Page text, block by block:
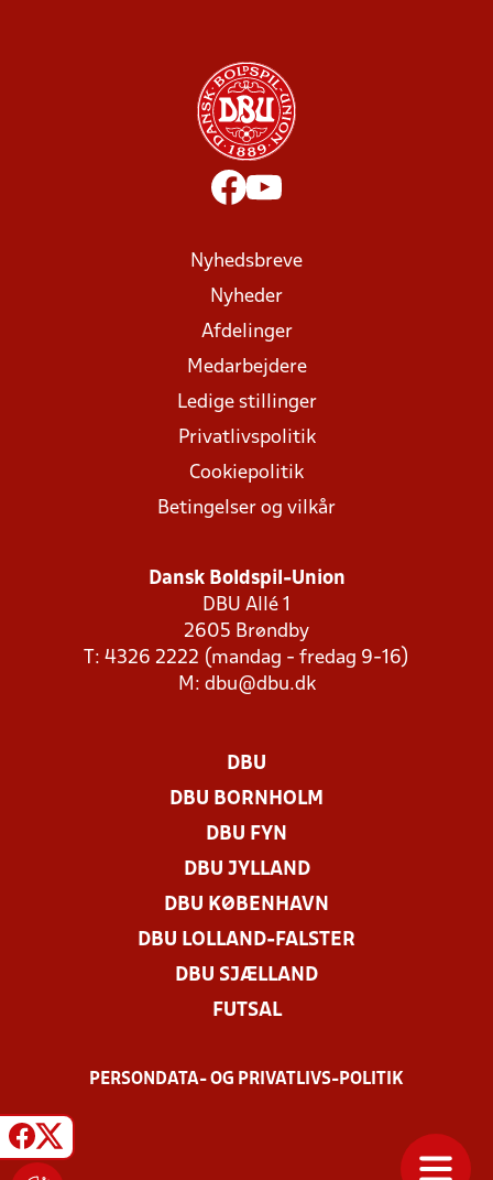
Nyhedsbreve
Nyheder
Afdelinger
Medarbejdere
Ledige stillinger
Privatlivspolitik
Cookiepolitik
Betingelser og vilkår
Dansk Boldspil-Union
DBU Allé 1
2605 Brøndby
T: 4326 2222 (mandag - fredag 9-16)
M: dbu@dbu.dk
DBU
DBU BORNHOLM
DBU FYN
DBU JYLLAND
DBU KØBENHAVN
DBU LOLLAND-FALSTER
DBU SJÆLLAND
FUTSAL
PERSONDATA- OG PRIVATLIVS-POLITIK